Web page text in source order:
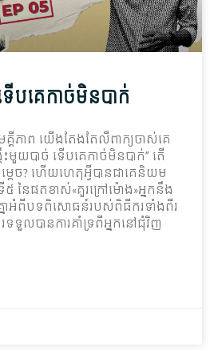
ប​គេ​កាច់​មិន​បាក់
គីភាព យើង​តែងតែ​លឺ​ពាក្យចាស់​គេ​
មួយ​បាច់ ទើប​គេ​កាច់​មិន​បាក់” តើ​
តេច? ហើយ​ហេតុអ្វីបានជា​គេ​និយម​
ទី៥ នៃ​ផតខាស់«គួរ​ក្រៅ​ម៉ោង»អ្នក​នឹង​
គ្នា​អំពី​បទពិសោធន៍​របស់​ពិធីករ​ទាំងពីរ​
ទទួល​បានការ​គាំទ្រ​ពី​អ្នក​នៅ​ជុំវិញ​